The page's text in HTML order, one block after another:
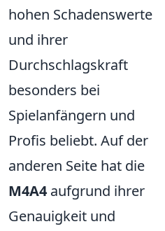
hohen Schadenswerte
und ihrer
Durchschlagskraft
besonders bei
Spielanfängern und
Profis beliebt. Auf der
anderen Seite hat die
M4A4 aufgrund ihrer
Genauigkeit und